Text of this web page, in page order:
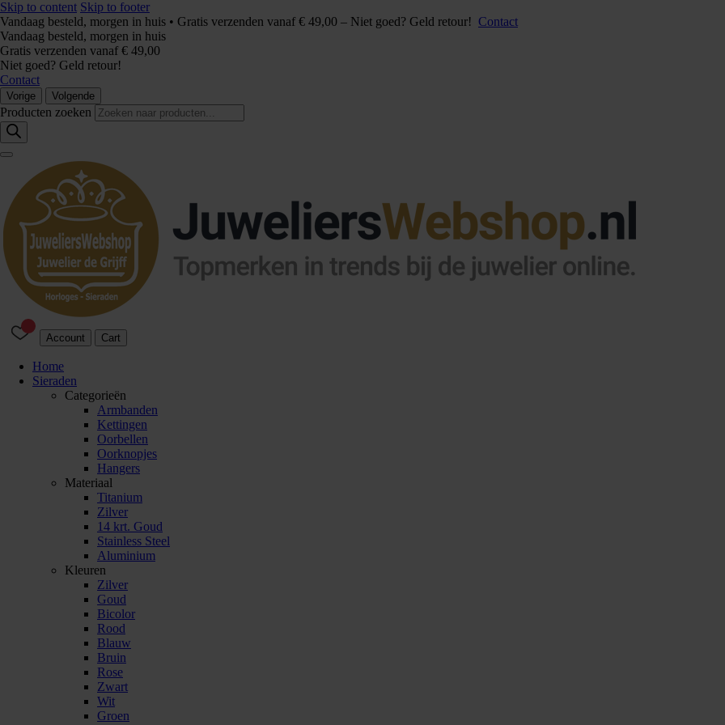
Skip to content Skip to footer
Vandaag besteld, morgen in huis • Gratis verzenden vanaf € 49,00 – Niet goed? Geld retour! Contact
Vandaag besteld, morgen in huis
Gratis verzenden vanaf € 49,00
Niet goed? Geld retour!
Contact
Vorige Volgende
Producten zoeken
Account Cart
Home
Sieraden
Categorieën
Armbanden
Kettingen
Oorbellen
Oorknopjes
Hangers
Materiaal
Titanium
Zilver
14 krt. Goud
Stainless Steel
Aluminium
Kleuren
Zilver
Goud
Bicolor
Rood
Blauw
Bruin
Rose
Zwart
Wit
Groen